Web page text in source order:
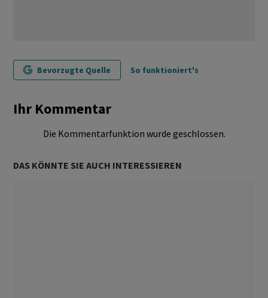
Bevorzugte Quelle So funktioniert's
Ihr Kommentar
Die Kommentarfunktion wurde geschlossen.
DAS KÖNNTE SIE AUCH INTERESSIEREN